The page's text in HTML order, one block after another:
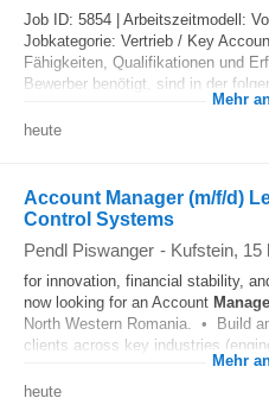
Job ID: 5854 | Arbeitszeitmodell:
Jobkategorie: Vertrieb / Key
Fähigkeiten, Qualifikationen und
Bewerber benötigt, sind in der
Mehr
heute
Account Manager (m/f/d)
Control Systems
Pendl Piswanger - Kufstein, 15
for innovation, financial stability,
now looking for an Account
North Western Romania. • Build
clients across key industries
Mehr
heute